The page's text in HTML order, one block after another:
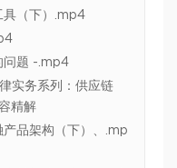
具（下）.mp4
问题 -.mp4
实务系列：供应链
精解
品架构（下）、.mp